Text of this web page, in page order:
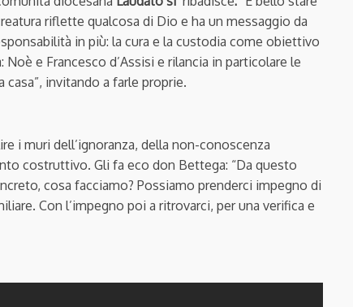
riflette qualcosa di Dio e ha un messaggio da
in più: la cura e la custodia come obiettivo
e Francesco d’Assisi e rilancia in particolare le
casa”, invitando a farle proprie.
i muri dell’ignoranza, della non-conoscenza
costruttivo. Gli fa eco don Bettega: “Da questo
cosa facciamo? Possiamo prenderci impegno di
Con l’impegno poi a ritrovarci, per una verifica e